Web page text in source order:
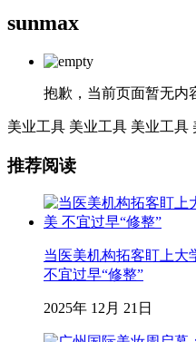
sunmax
抱歉，当前页面暂无内
美业工具 美业工具 美业工具
推荐阅读
当医美机构拓客盯上大
不宜过早“修整”
2025年 12月 21日